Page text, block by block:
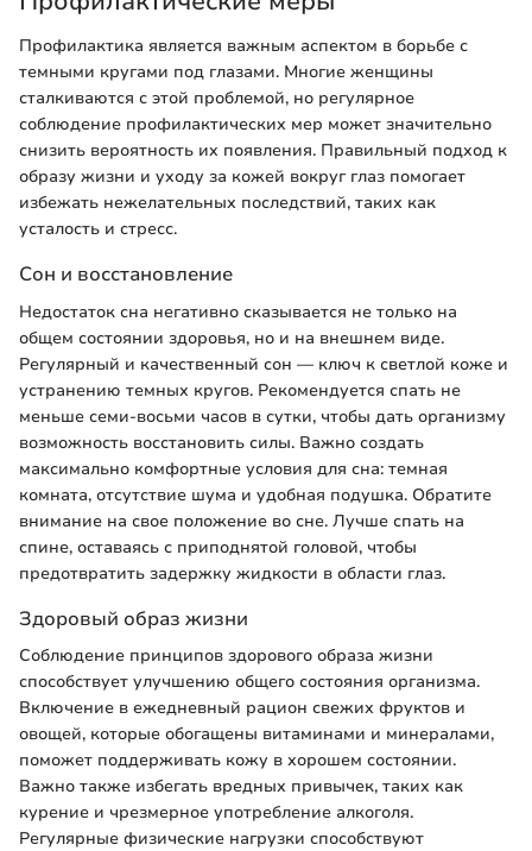
Профилактика является важным аспектом в борьбе с
темными кругами под глазами. Многие женщины
сталкиваются с этой проблемой, но регулярное
соблюдение профилактических мер может значительно
снизить вероятность их появления. Правильный подход к
образу жизни и уходу за кожей вокруг глаз помогает
избежать нежелательных последствий, таких как
усталость и стресс.
Сон и восстановление
Недостаток сна негативно сказывается не только на
общем состоянии здоровья, но и на внешнем виде.
Регулярный и качественный сон — ключ к светлой коже и
устранению темных кругов. Рекомендуется спать не
меньше семи-восьми часов в сутки, чтобы дать организму
возможность восстановить силы. Важно создать
максимально комфортные условия для сна: темная
комната, отсутствие шума и удобная подушка. Обратите
внимание на свое положение во сне. Лучше спать на
спине, оставаясь с приподнятой головой, чтобы
предотвратить задержку жидкости в области глаз.
Здоровый образ жизни
Соблюдение принципов здорового образа жизни
способствует улучшению общего состояния организма.
Включение в ежедневный рацион свежих фруктов и
овощей, которые обогащены витаминами и минералами,
поможет поддерживать кожу в хорошем состоянии.
Важно также избегать вредных привычек, таких как
курение и чрезмерное употребление алкоголя.
Регулярные физические нагрузки способствуют